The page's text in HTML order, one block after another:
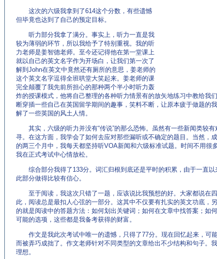
这次的六级我拿到了614这个分数，有些遗憾
但毕竟也达到了自己的预定目标。
听力部分我拿了满分。事实上，听力一直是我
较为薄弱的环节，所以我给予了特别重视。我的听
力老师是姜智德老师。至今还记得他在第一堂课上
就以自己的英文名字作为开场白，让我们第一次了
解到John在英文中竟然还有厕所的意思，姜老师的
这个英文名字逗得全班哄堂大笑起来。姜老师的课
完全颠覆了我先前所担心的那种两个半小时听力轰
炸的授课模式，他将自己整理的各种听力情景有的放矢地练习中教给我
断穿插一些自己在英国留学期间的趣事，笑料不断，让原本疲于做题的
解了一些英国的风土人情。
其实，六级的听力并没有“传说”的那么恐怖。虽然有一些新闻类较有
寻。在这方面，我学会了如何去应对那些漏听或不确定的题目。当然，
的两三个月中，我每天都坚持听VOA新闻和六级标准试题。时间不用很
我在正式考试中心情放松。
综合部分我得了133分。词汇归根到底还是平时的积累，由于一直以
此部分做得比较有信心。
至于阅读，我这次只错了一题，应该说比我预想的好。大家都说在四
此，阅读总是最扣人心弦的一部分。这其中不仅要有扎实的英文功底，
的就是阅读中的答题方法：如何划出关键词；如何在文章中找答案；如
可能的选项，这些都是我备考获得的财富。
作文是我此次考试中唯一的遗憾，只得了77分。现在回忆起来，可
而被弄巧成拙了。作文老师针对不同类型的文章给出不少结构和句子。
理想。